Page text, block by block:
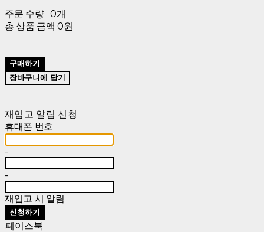
주문 수량 0개
총 상품 금액 0원
구매하기
장바구니에 담기
재입고 알림 신청
휴대폰 번호
-
-
재입고 시 알림
신청하기
페이스북